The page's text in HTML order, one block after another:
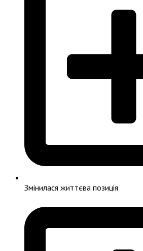
Змінилася життєва позиція